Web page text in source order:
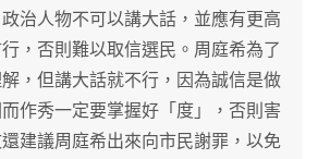
治人物不可以講大話，並應有更高
，否則難以取信選民。周庭希為了
，但講大話就不行，因為誠信是做
作秀一定要掌握好「度」，否則害
建議周庭希出來向市民謝罪，以免